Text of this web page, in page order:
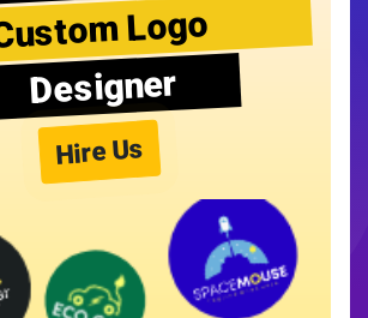
Logo
Designer
Hire Us